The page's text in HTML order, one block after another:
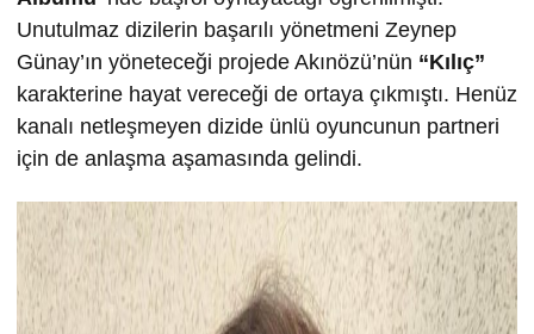
Unutulmaz dizilerin başarılı yönetmeni Zeynep
Günay’ın yöneteceği projede Akınözü’nün “Kılıç”
karakterine hayat vereceği de ortaya çıkmıştı. Henüz
kanalı netleşmeyen dizide ünlü oyuncunun partneri
için de anlaşma aşamasında gelindi.